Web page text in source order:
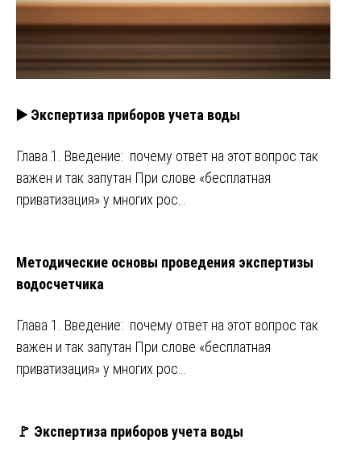
▶️ Экспертиза приборов учета воды
Глава 1. Введение: почему ответ на этот вопрос так
важен и так запутан При слове «бесплатная
приватизация» у многих рос…
Методические основы проведения экспертизы
водосчетчика
Глава 1. Введение: почему ответ на этот вопрос так
важен и так запутан При слове «бесплатная
приватизация» у многих рос…
🚩 Экспертиза приборов учета воды